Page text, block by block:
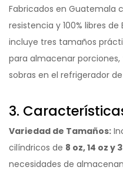
Fabricados en Guatemala
resistencia y 100% libres
incluye tres tamaños
para almacenar
sobras en el refrigerador
3.
Variedad de Tamaños:
cilíndricos de 8 oz, 14 oz y
necesidades de